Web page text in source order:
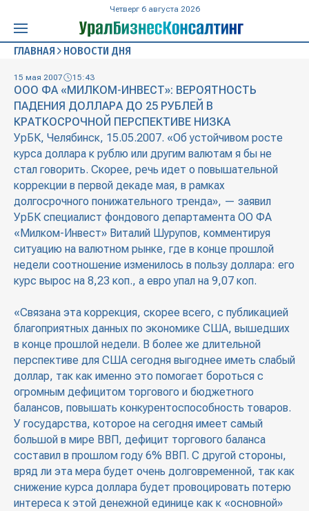
Четверг 6 августа 2026
ГЛАВНАЯ НОВОСТИ ДНЯ
15 мая 2007 15:43
ООО ФА «МИЛКОМ-ИНВЕСТ»: ВЕРОЯТНОСТЬ
ПАДЕНИЯ ДОЛЛАРА ДО 25 РУБЛЕЙ В
КРАТКОСРОЧНОЙ ПЕРСПЕКТИВЕ НИЗКА
УрБК, Челябинск, 15.05.2007. «Об устойчивом росте
курса доллара к рублю или другим валютам я бы не
стал говорить. Скорее, речь идет о повышательной
коррекции в первой декаде мая, в рамках
долгосрочного понижательного тренда», — заявил
УрБК специалист фондового департамента ОО ФА
«Милком-Инвест» Виталий Шурупов, комментируя
ситуацию на валютном рынке, где в конце прошлой
недели соотношение изменилось в пользу доллара: его
курс вырос на 8,23 коп., а евро упал на 9,07 коп.
«Связана эта коррекция, скорее всего, с публикацией
благоприятных данных по экономике США, вышедших
в конце прошлой недели. В более же длительной
перспективе для США сегодня выгоднее иметь слабый
доллар, так как именно это помогает бороться с
огромным дефицитом торгового и бюджетного
балансов, повышать конкурентоспособность товаров.
У государства, которое на сегодня имеет самый
большой в мире ВВП, дефицит торгового баланса
составил в прошлом году 6% ВВП. С другой стороны,
вряд ли эта мера будет очень долговременной, так как
снижение курса доллара будет провоцировать потерю
интереса к этой денежной единице как к «основной»